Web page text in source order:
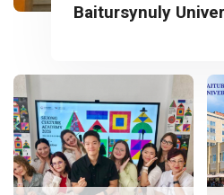
Baitursynuly